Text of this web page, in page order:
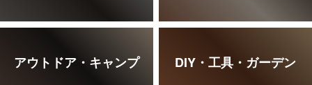
アウトドア・キャンプ DIY・工具・ガーデン